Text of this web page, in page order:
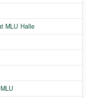
MLU Halle